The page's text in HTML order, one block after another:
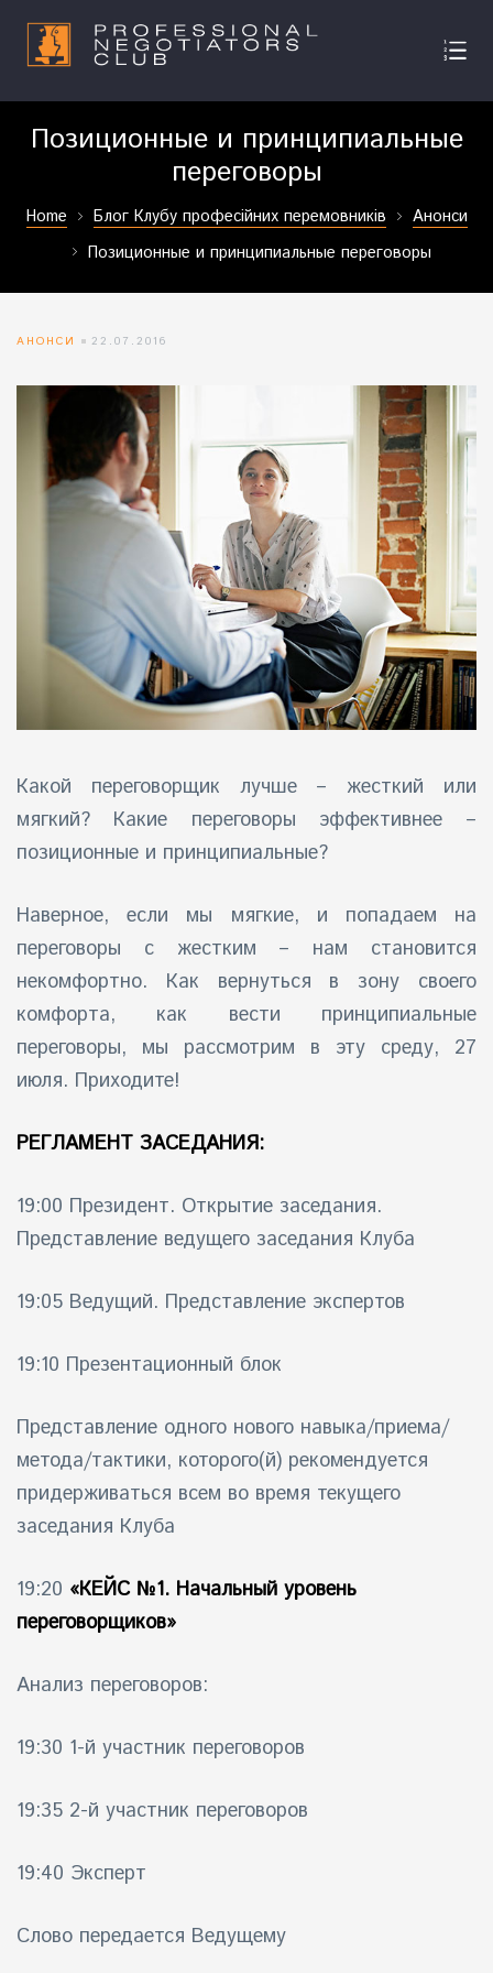
Позиционные и принципиальные
переговоры
Home Блог Клубу професійних перемовників
Анонси
Позиционные и принципиальные переговоры
АНОНСИ 22.07.2016
Какой переговорщик лучше – жесткий или
мягкий? Какие переговоры эффективнее –
позиционные и принципиальные?
Наверное, если мы мягкие, и попадаем на
переговоры с жестким – нам становится
некомфортно. Как вернуться в зону своего
комфорта, как вести принципиальные
переговоры, мы рассмотрим в эту среду, 27
июля. Приходите!
РЕГЛАМЕНТ ЗАСЕДАНИЯ:
19:00 Президент. Открытие заседания.
Представление ведущего заседания Клуба
19:05 Ведущий. Представление экспертов
19:10 Презентационный блок
Представление одного нового навыка/приема/
метода/тактики, которого(й) рекомендуется
придерживаться всем во время текущего
заседания Клуба
19:20 «КЕЙС №1. Начальный уровень
переговорщиков»
Анализ переговоров:
19:30 1-й участник переговоров
19:35 2-й участник переговоров
19:40 Эксперт
Слово передается Ведущему